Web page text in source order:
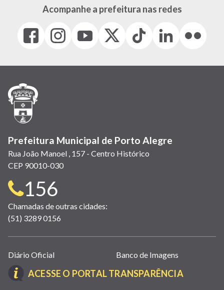
Acompanhe a prefeitura nas redes
Facebook
(link
em
janela)
Instagram
(link
em
(link
em
(Antigo
(link
Tiktok
(link
em
LinkedIn
(link
em
(link
em
Prefeitura Municipal de Porto Alegre
Rua João Manoel , 157 - Centro Histórico
CEP 90010-030
Telefone
para
contato:
156
Chamadas de outras cidades:
(51) 3289 0156
Links
úteis
(abrem
Diário Oficial Banco de Imagens
ACESSE O PORTAL TRANSPARÊNCIA(LINK